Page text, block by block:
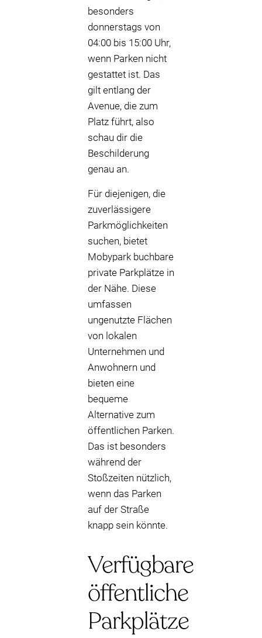
besonders
donnerstags von
04:00 bis 15:00 Uhr,
wenn Parken nicht
gestattet ist. Das
gilt entlang der
Avenue, die zum
Platz führt, also
schau dir die
Beschilderung
genau an.
Für diejenigen, die
zuverlässigere
Parkmöglichkeiten
suchen, bietet
Mobypark buchbare
private Parkplätze in
der Nähe. Diese
umfassen
ungenutzte Flächen
von lokalen
Unternehmen und
Anwohnern und
bieten eine
bequeme
Alternative zum
öffentlichen Parken.
Das ist besonders
während der
Stoßzeiten nützlich,
wenn das Parken
auf der Straße
knapp sein könnte.
Verfügbare
öffentliche
Parkplätze